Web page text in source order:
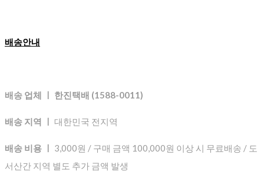
배송안내
배송 업체 ㅣ 한진택배 (1588-0011)
배송 지역 ㅣ 대한민국 전지역
배송 비용 ㅣ 3,000원 / 구매 금액 100,000원 이상 시 무료배송 / 도
서산간 지역 별도 추가 금액 발생